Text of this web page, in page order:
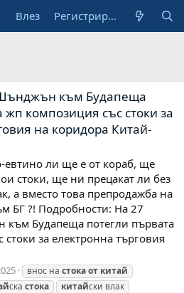
Влез Регистрирай се
към Будапеща
жп композиция със стоки за
на коридора Китай-
евтино ли ще е от кораб, ще
стоки, ще ни прецакат ли без
а вместо това препродажба на
БГ ?! Подробности: На 27
Будапеща потегли първата
за електронна търговия
внос на стокаот китай
ска стока китайски влак